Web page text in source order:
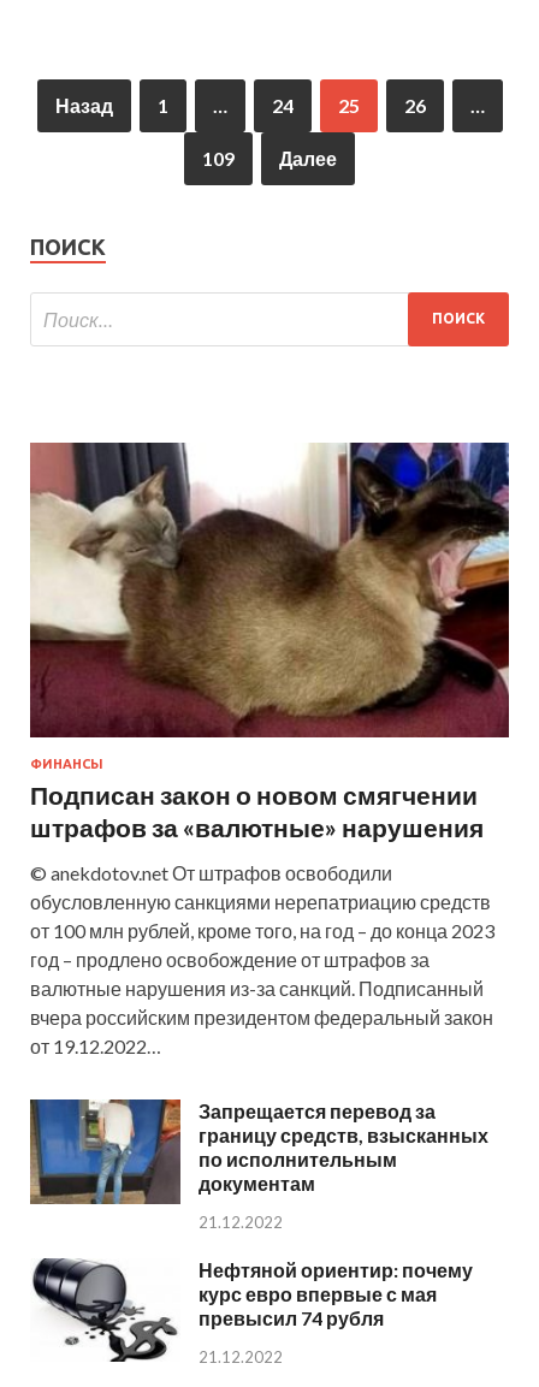
Назад 1 24 25 26
109 Далее
ПОИСК
ФИНАНСЫ
Подписан закон о новом смягчении
штрафов за «валютные» нарушения
© anekdotov.net От штрафов освободили
обусловленную санкциями нерепатриацию средств
от 100 млн рублей, кроме того, на год – до конца 2023
год – продлено освобождение от штрафов за
валютные нарушения из-за санкций. Подписанный
вчера российским президентом федеральный закон
от 19.12.2022…
Запрещается перевод за
границу средств, взысканных
по исполнительным
документам
21.12.2022
Нефтяной ориентир: почему
курс евро впервые с мая
превысил 74 рубля
21.12.2022